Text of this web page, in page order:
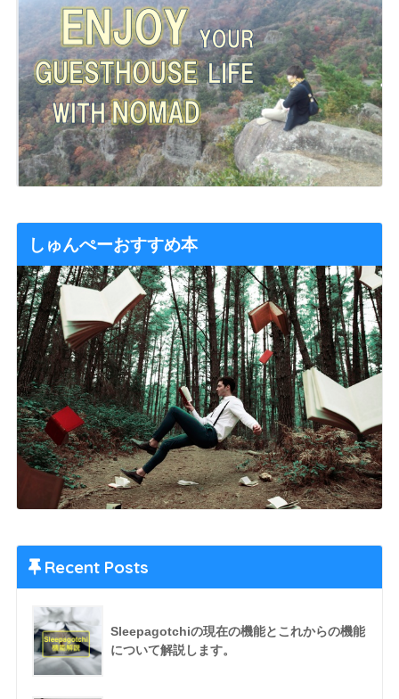
しゅんぺーおすすめ本
Recent Posts
Sleepagotchiの現在の機能とこれからの機能
について解説します。